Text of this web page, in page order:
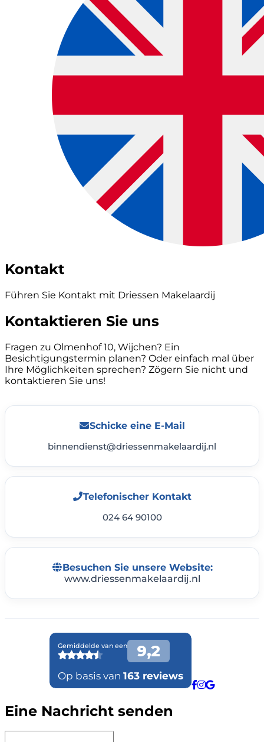
Kontakt
Führen Sie Kontakt mit Driessen Makelaardij
Kontaktieren Sie uns
Fragen zu Olmenhof 10, Wijchen? Ein
Besichtigungstermin planen? Oder einfach mal über
Ihre Möglichkeiten sprechen? Zögern Sie nicht und
kontaktieren Sie uns!
Schicke eine E-Mail
binnendienst@driessenmakelaardij.nl
Telefonischer Kontakt
024 64 90100
Besuchen Sie unsere Website:
www.driessenmakelaardij.nl
Eine Nachricht senden